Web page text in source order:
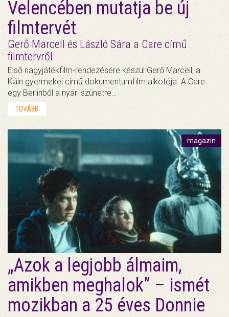
Velencében mutatja be új
filmtervét
Gerő Marcell és László Sára a Care című
filmtervről
Első nagyjátékfilm-rendezésére készül Gerő Marcell, a
Káin gyermekei című dokumentumfilm alkotója. A Care
egy Berlinből a nyári szünetre…
TOVÁBB
magazin
„Azok a legjobb álmaim,
amikben meghalok” – ismét
mozikban a 25 éves Donnie